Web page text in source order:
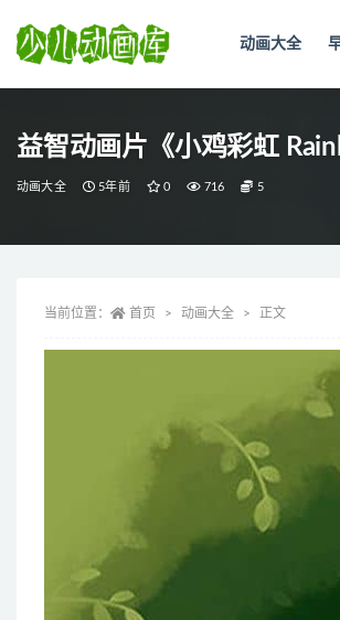
动画大全
益智动画片《小鸡彩虹
动画大全 5年前 0 716 5
当前位置： 首页 动画大全 正文